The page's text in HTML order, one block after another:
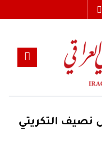
نصيف التكريتي